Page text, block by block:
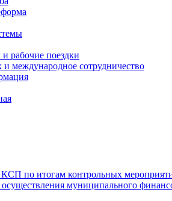
рабочие поездки
международное сотрудничество
по итогам контрольных
муниципального